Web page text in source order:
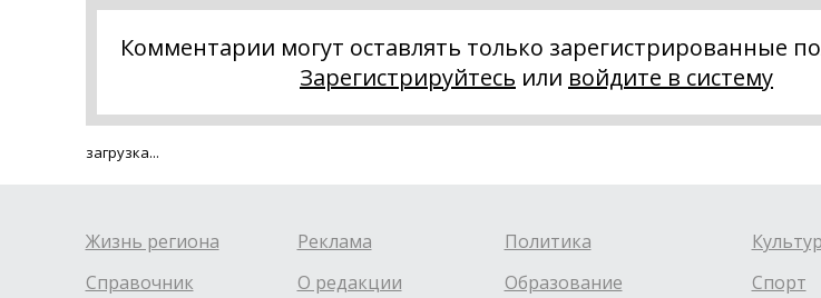
Комментарии могут оставлять только зарегистрированные
Зарегистрируйтесь или войдите в систему
загрузка...
Жизнь региона
Справочник
Реклама
О редакции
Политика
Образование
Спорт